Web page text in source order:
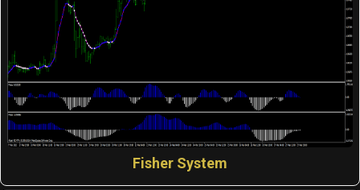
Fisher System